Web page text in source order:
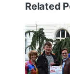
Related